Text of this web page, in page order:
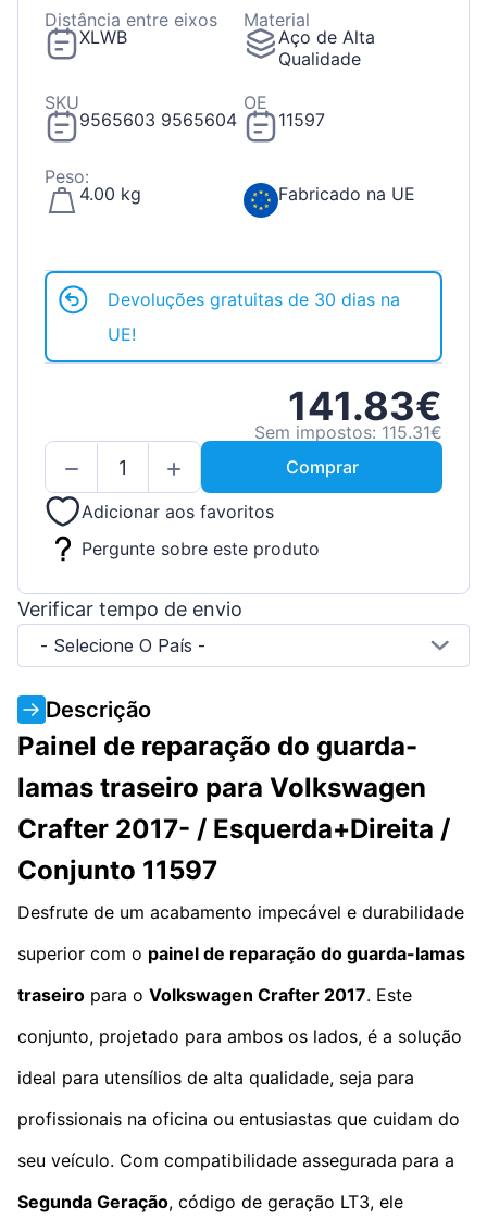
Distância entre eixos
XLWB
Material
Aço de Alta
Qualidade
SKU
9565603 9565604
OE
11597
Peso:
4.00 kg
Fabricado na UE
Devoluções gratuitas de 30 dias na
UE!
141.83€
Sem impostos: 115.31€
Comprar
Adicionar aos favoritos
Pergunte sobre este produto
Verificar tempo de envio
- Selecione O País -
Descrição
Painel de reparação do guarda-
lamas traseiro para Volkswagen
Crafter 2017- / Esquerda+Direita /
Conjunto 11597
Desfrute de um acabamento impecável e durabilidade
superior com o painel de reparação do guarda-lamas
traseiro para o Volkswagen Crafter 2017. Este
conjunto, projetado para ambos os lados, é a solução
ideal para utensílios de alta qualidade, seja para
profissionais na oficina ou entusiastas que cuidam do
seu veículo. Com compatibilidade assegurada para a
Segunda Geração, código de geração LT3, ele